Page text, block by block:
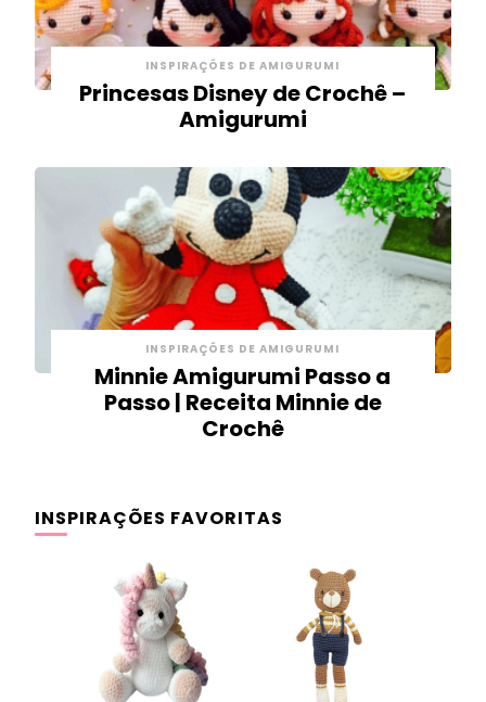
INSPIRAÇÕES DE AMIGURUMI
Princesas Disney de Crochê –
Amigurumi
INSPIRAÇÕES DE AMIGURUMI
Minnie Amigurumi Passo a
Passo | Receita Minnie de
Crochê
INSPIRAÇÕES FAVORITAS